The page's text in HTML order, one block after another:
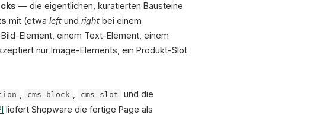
— die eigentlichen, kuratierten Bausteine
mit (etwa left und right bei einem
Element, einem Text-Element, einem
nur Image-Elements, ein Produkt-Slot
cms_block cms_slot
und die
liefert Shopware die fertige Page als